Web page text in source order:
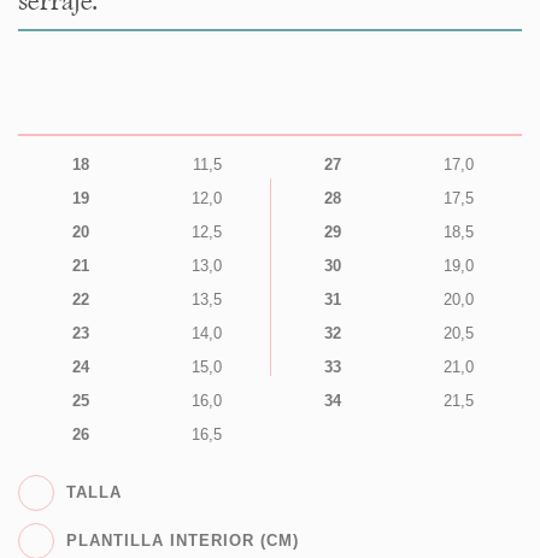
18
11,5
19
12,0
20
12,5
21
13,0
22
13,5
23
14,0
24
15,0
25
16,0
26
16,5
27
17,0
28
17,5
29
18,5
30
19,0
31
20,0
32
20,5
33
21,0
34
21,5
TALLA
PLANTILLA INTERIOR (CM)